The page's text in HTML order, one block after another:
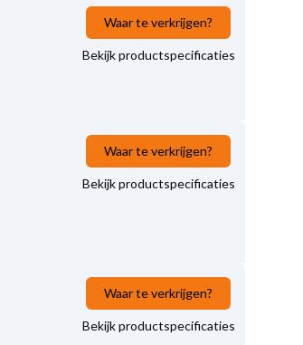
Waar te verkrijgen?
Bekijk productspecificaties
Waar te verkrijgen?
Bekijk productspecificaties
Waar te verkrijgen?
Bekijk productspecificaties